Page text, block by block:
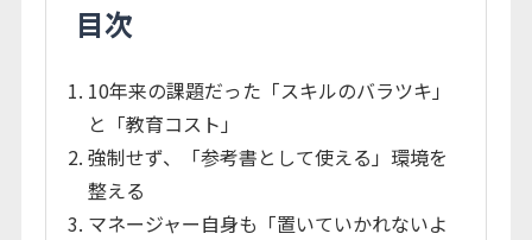
目次
10年来の課題だった「スキルのバラツキ」
と「教育コスト」
強制せず、「参考書として使える」環境を
整える
マネージャー自身も「置いていかれないよ